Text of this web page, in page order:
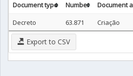
Document type Number Document
Decreto
63.871 Criação
Export to CSV